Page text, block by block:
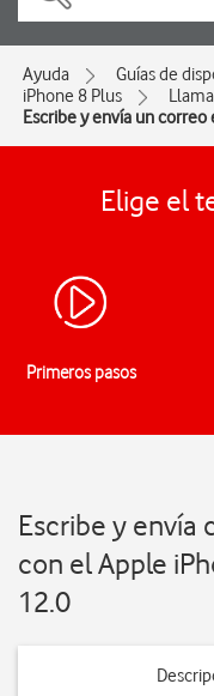
Ayuda Guías de
iPhone 8 Plus
Escribe y envía un
Elige el
Primeros pasos
Escribe y envía
con el Apple
12.0